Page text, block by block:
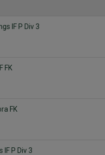
IF P Div 3
FK
FK
IF P Div 3